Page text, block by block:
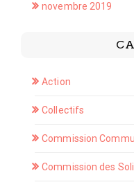
novembre 2019
Action
Collectifs
Commission
Commission des